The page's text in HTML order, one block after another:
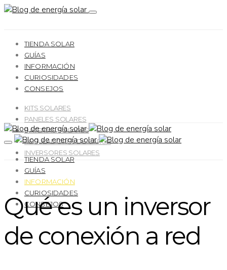
TIENDA SOLAR
GUÍAS
INFORMACIÓN
CURIOSIDADES
CONSEJOS
KITS SOLARES
PANELES SOLARES
BATERÍAS SOLARES
REGULADORES DE CARGA
INVERSORES SOLARES
TIENDA SOLAR
GUÍAS
INFORMACIÓN
CURIOSIDADES
CONSEJOS
Qué es un inversor
de conexión a red